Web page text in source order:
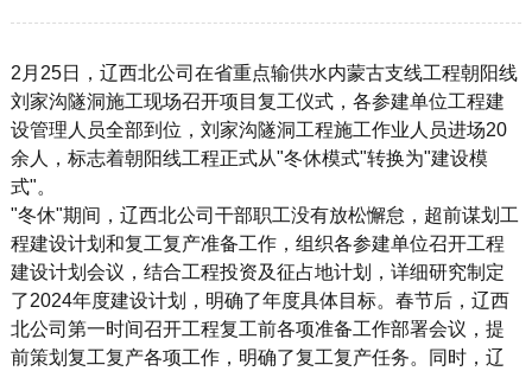
2月25日，辽西北公司在省重点输供水内蒙古支线工程朝阳线
刘家沟隧洞施工现场召开项目复工仪式，各参建单位工程建
设管理人员全部到位，刘家沟隧洞工程施工作业人员进场20
余人，标志着朝阳线工程正式从"冬休模式"转换为"建设模
式"。
"冬休"期间，辽西北公司干部职工没有放松懈怠，超前谋划工
程建设计划和复工复产准备工作，组织各参建单位召开工程
建设计划会议，结合工程投资及征占地计划，详细研究制定
了2024年度建设计划，明确了年度具体目标。春节后，辽西
北公司第一时间召开工程复工前各项准备工作部署会议，提
前策划复工复产各项工作，明确了复工复产任务。同时，辽